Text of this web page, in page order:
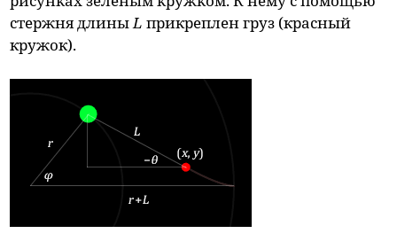
стержня длиныL прикреплен груз (красный
кружок).